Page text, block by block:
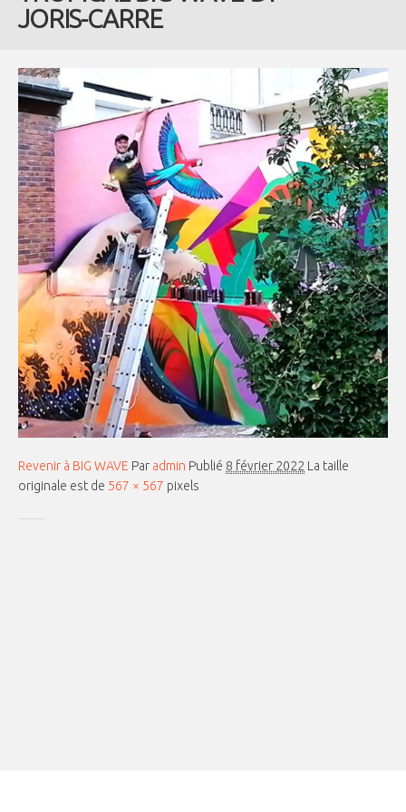
JORIS-CARRE
Revenir à BIG WAVE Par admin Publié 8 février 2022 La taille
originale est de 567 × 567 pixels